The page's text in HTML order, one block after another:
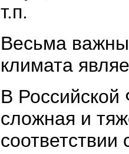
т.п.
Весьма
климата
В Российской
сложная и